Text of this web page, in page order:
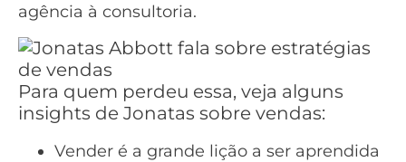
agência à consultoria.
Para quem perdeu essa, veja alguns
insights de Jonatas sobre vendas:
Vender é a grande lição a ser aprendida